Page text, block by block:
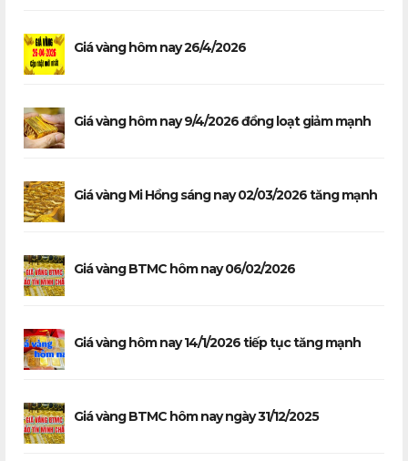
Giá vàng hôm nay 26/4/2026
Giá vàng hôm nay 9/4/2026 đồng loạt giảm mạnh
Giá vàng Mi Hồng sáng nay 02/03/2026 tăng mạnh
Giá vàng BTMC hôm nay 06/02/2026
Giá vàng hôm nay 14/1/2026 tiếp tục tăng mạnh
Giá vàng BTMC hôm nay ngày 31/12/2025